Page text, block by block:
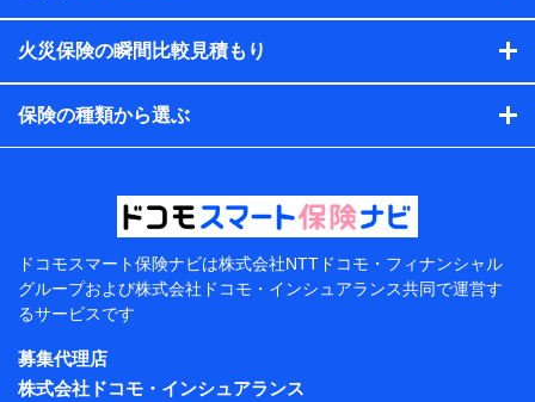
各種セミナーの開催のため
コンサルティングサービスの実施のため
アンケートやキャンペーン等の実施のため
上記に係る案内・手続き・管理等付帯業務を行うため
当該個人データを取り扱う各共同利用者（詳細は次のと
東京都千代田区永田町2丁目11番1号 山王パークタワー
株式会社NTTドコモ 代表取締役社長 前田 義晃
東京都中央区日本橋人形町2-14-10 アーバンネット日
本橋ビル 3F
火災保険の瞬間比較見積もり
保険の種類から選ぶ
ドコモスマート保険ナビは株式会社NTTドコモ・フィナンシャル
グループおよび株式会社ドコモ・インシュアランス共同で運営す
るサービスです
募集代理店
株式会社ドコモ・インシュアランス